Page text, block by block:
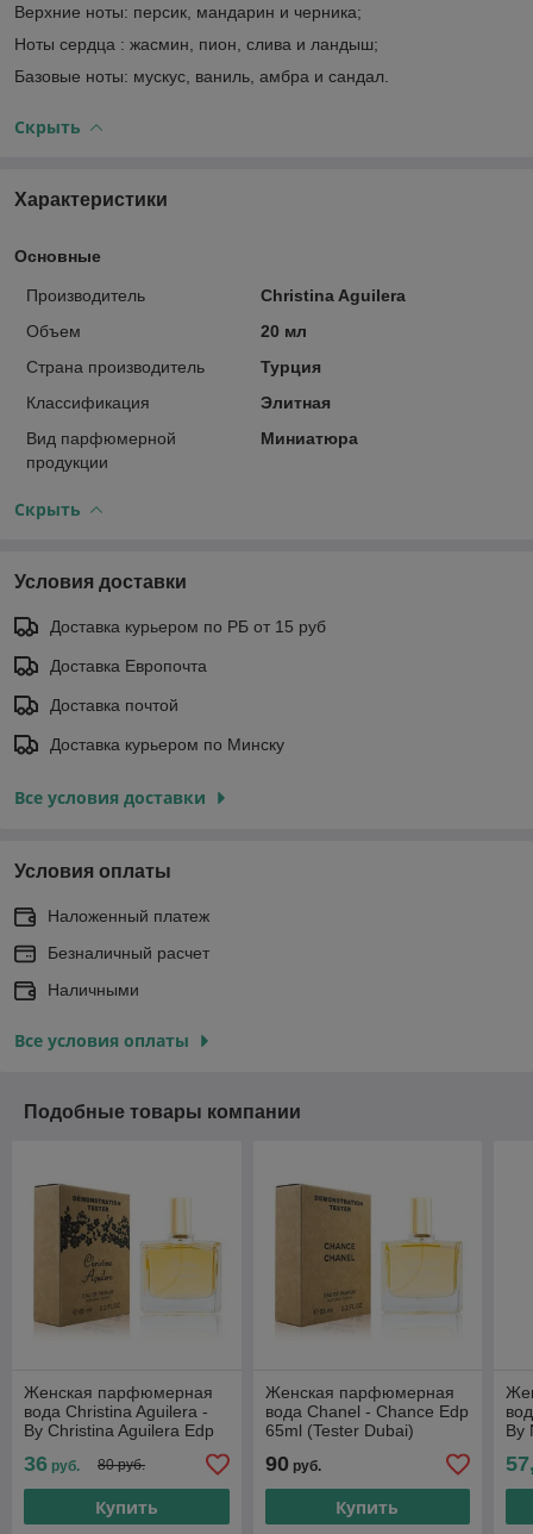
Верхние ноты: персик, мандарин и черника;
Ноты сердца : жасмин, пион, слива и ландыш;
Базовые ноты: мускус, ваниль, амбра и сандал.
Скрыть
Характеристики
Основные
Производитель
Christina Aguilera
Объем
20 мл
Страна производитель
Турция
Классификация
Элитная
Вид парфюмерной
продукции
Миниатюра
Скрыть
Условия доставки
Доставка курьером по РБ от 15 руб
Доставка Европочта
Доставка почтой
Доставка курьером по Минску
Все условия доставки
Условия оплаты
Наложенный платеж
Безналичный расчет
Наличными
Все условия оплаты
Подобные товары компании
Женская парфюмерная
вода Christina Aguilera -
By Christina Aguilera Edp
36 руб. 80 руб.
Купить
Женская парфюмерная
вода Chanel - Chance Edp
65ml (Tester Dubai)
90руб.
Купить
By